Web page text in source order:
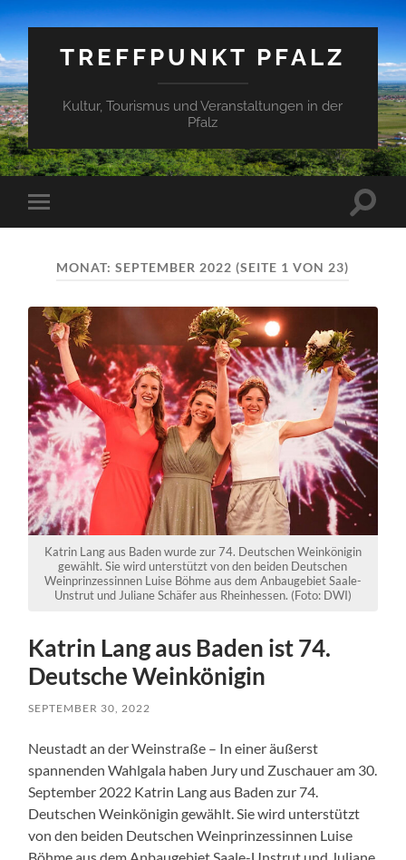
TREFFPUNKT PFALZ
Kultur, Tourismus und Veranstaltungen in der
Pfalz
Mobile-
Menü
MONAT:SEPTEMBER 2022 (SEITE 1 VON 23)
Katrin Lang aus Baden wurde zur 74. Deutschen Weinkönigin
gewählt. Sie wird unterstützt von den beiden Deutschen
Weinprinzessinnen Luise Böhme aus dem Anbaugebiet Saale-
Unstrut und Juliane Schäfer aus Rheinhessen. (Foto: DWI)
Katrin Lang aus Baden ist 74.
Deutsche Weinkönigin
SEPTEMBER 30, 2022
Neustadt an der Weinstraße – In einer äußerst
spannenden Wahlgala haben Jury und Zuschauer am 30.
September 2022 Katrin Lang aus Baden zur 74.
Deutschen Weinkönigin gewählt. Sie wird unterstützt
von den beiden Deutschen Weinprinzessinnen Luise